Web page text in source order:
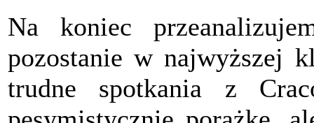
Na koniec
pozostanie w najwyższej
trudne spotkania z